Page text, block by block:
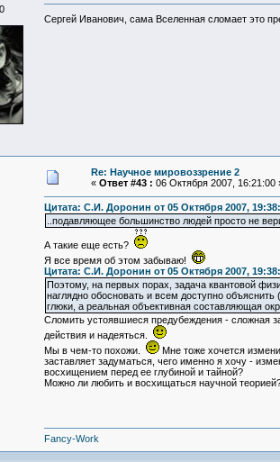
Сергей Иванович, сама Вселенная сломает это
Re: Научное мировоззрение 2
« Ответ #43 : 06 Октября 2007, 16:21:00
Цитата: С.И. Доронин от 05 Октября 2007,
..подавляющее большинство людей просто не
А такие еще есть?
Я все время об этом забываю!
Цитата: С.И. Доронин от 05 Октября 2007,
Поэтому, на первых порах, задача квантовой
наглядно обосновать и всем доступно
глюки, а реальная объективная составляющая
Сломить устоявшиеся предубеждения - сложная
действия и надеяться.
Мы в чем-то похожи.
Мне тоже хочется
заставляет задуматься, чего именно я хочу -
восхищением перед ее глубиной и тайной?
Можно ли любить и восхищаться научной
Fancy-Work